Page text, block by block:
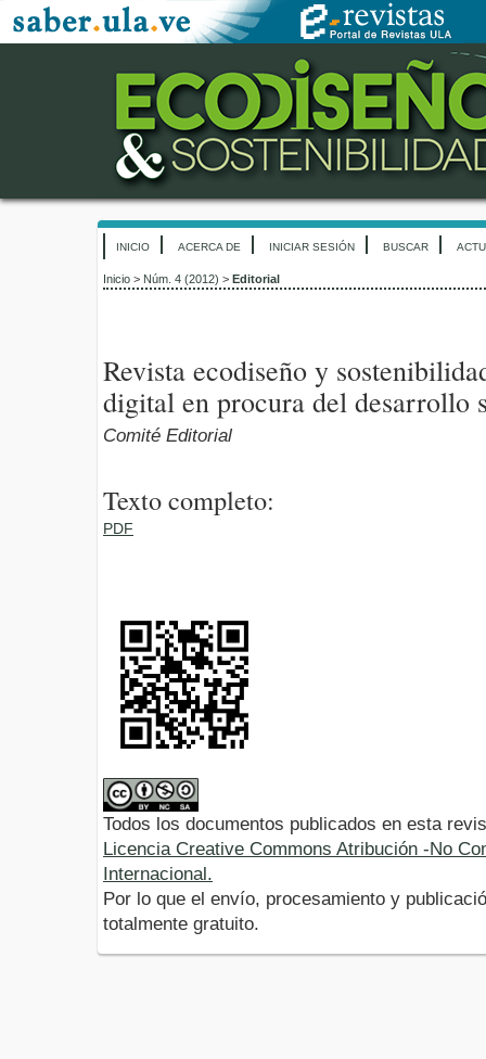
INICIO ACERCA DE INICIAR SESIÓN BUSCAR
Inicio > Núm. 4 (2012) > Editorial
Revista ecodiseño y
digital en procura del desarrollo
Comité Editorial
Texto completo:
PDF
Todos los documentos publicados en esta
Licencia Creative Commons Atribución -No
Internacional.
Por lo que el envío, procesamiento y
totalmente gratuito.